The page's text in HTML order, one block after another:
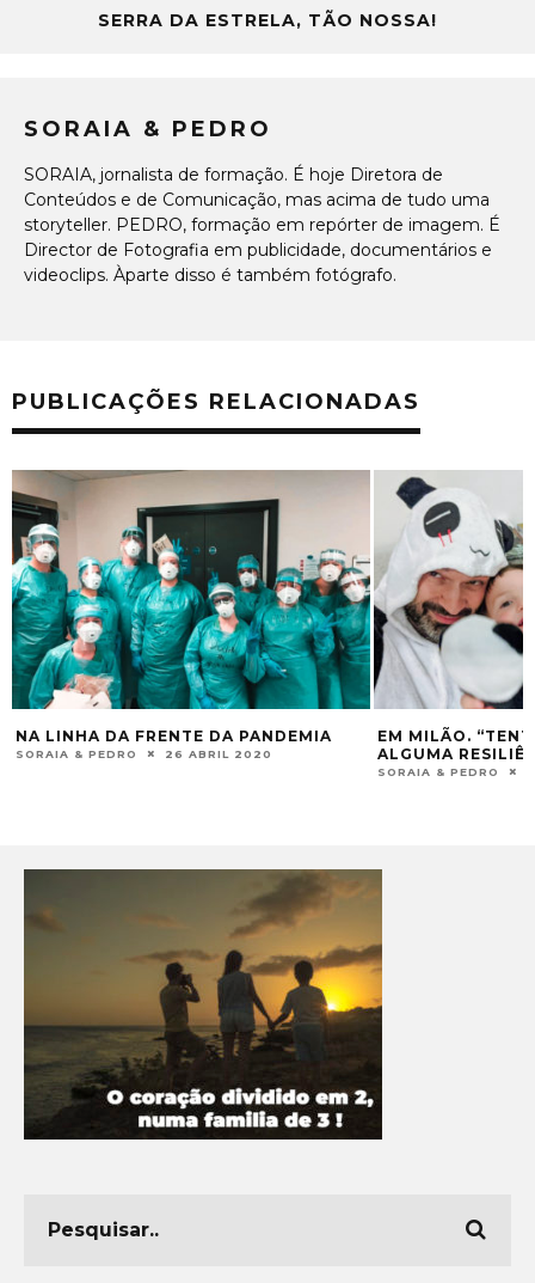
SERRA DA ESTRELA, TÃO NOSSA!
SORAIA & PEDRO
SORAIA, jornalista de formação. É hoje Diretora de
Conteúdos e de Comunicação, mas acima de tudo uma
storyteller. PEDRO, formação em repórter de imagem. É
Director de Fotografia em publicidade, documentários e
videoclips. Àparte disso é também fotógrafo.
PUBLICAÇÕES RELACIONADAS
EM MILÃO. “TENTAMOS MANTER
ALGUMA RESILIÊNCIA”
UMA
SUIÇA
SORAIA & PEDRO